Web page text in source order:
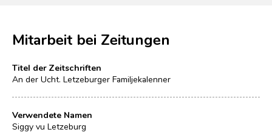
Mitarbeit bei Zeitungen
Titel der Zeitschriften
An der Ucht. Letzeburger Familjekalenner
Verwendete Namen
Siggy vu Letzeburg